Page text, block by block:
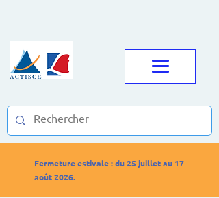
Fermeture estivale : du 25 juillet au 17
août 2026.